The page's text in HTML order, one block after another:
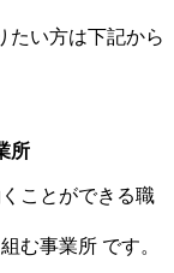
たい方は下記から
所
ことができる職
む事業所 です。